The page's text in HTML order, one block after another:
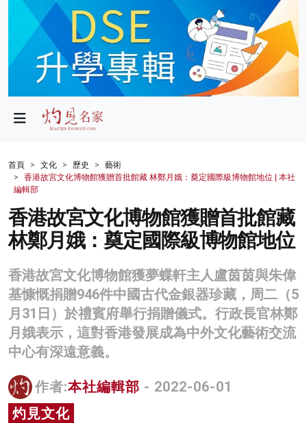
政局
財經
生活
健康
商業
科技
影片
名家榜
灼見活動
關於我們
首頁 文化 歷史
藝術
香港故宮文化博物館獲贈首批館藏 林鄭月娥：奠定國際級博物館地位 | 本社
編輯部
香港故宮文化博物館獲贈首批館藏
林鄭月娥：奠定國際級博物館地位
香港故宮文化博物館獲夢蝶軒主人盧茵茵與朱偉
基慷慨捐贈946件中國古代金銀器珍藏，周二（5
月31日）於禮賓府舉行捐贈儀式。行政長官林鄭
月娥表示，這對香港發展成為中外文化藝術交流
中心有深遠意義。
作者:本社編輯部 - 2022-06-01
灼見文化